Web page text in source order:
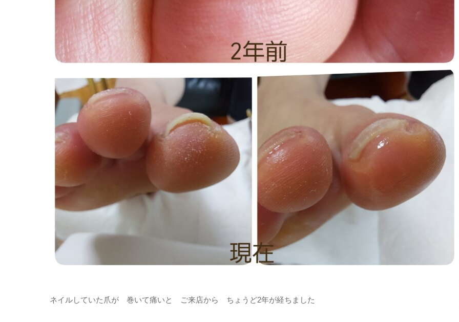
ネイルしていた爪が 巻いて痛いと ご来店から ちょうど2年が経ちました